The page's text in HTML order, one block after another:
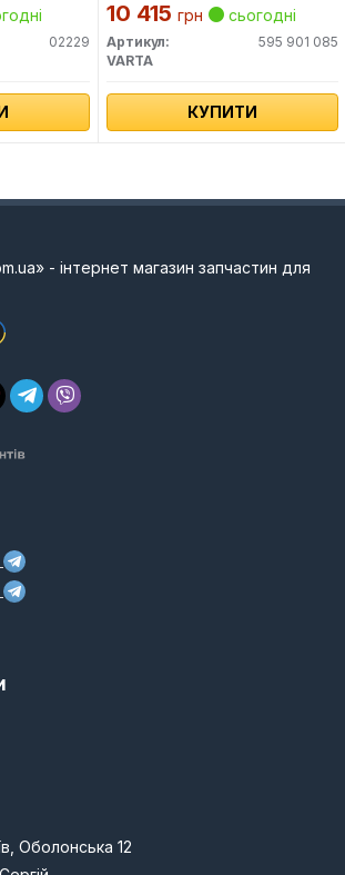
02229
10 415 грн сьогодні
Артикул:
595 901 085
VARTA
КУПИТИ
- інтернет магазин запчастин для
Оболонська 12